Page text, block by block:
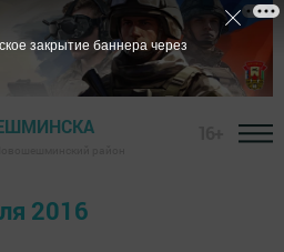
2016
закрытие баннера через